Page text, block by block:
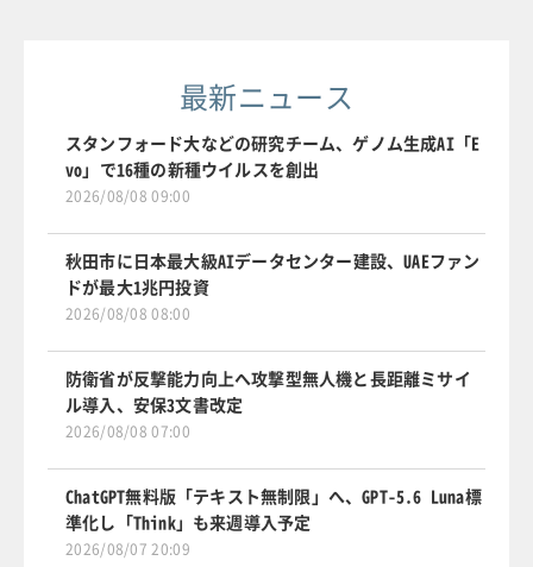
最新ニュース
スタンフォード大などの研究チーム、ゲノム生成AI「E
vo」で16種の新種ウイルスを創出
2026/08/08 09:00
秋田市に日本最大級AIデータセンター建設、UAEファン
ドが最大1兆円投資
2026/08/08 08:00
防衛省が反撃能力向上へ攻撃型無人機と長距離ミサイ
ル導入、安保3文書改定
2026/08/08 07:00
ChatGPT無料版「テキスト無制限」へ、GPT-5.6 Luna標
準化し「Think」も来週導入予定
2026/08/07 20:09